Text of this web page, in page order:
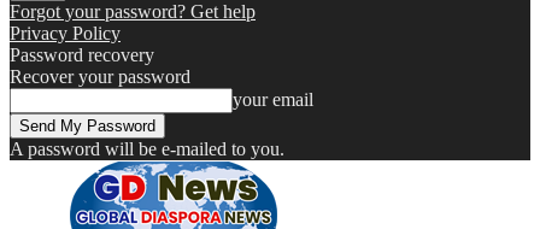
Forgot your password? Get help
Privacy Policy
Password recovery
Recover your password
your email
A password will be e-mailed to you.